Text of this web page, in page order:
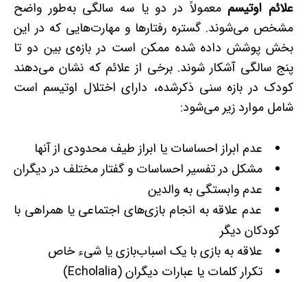
علائم اوتیسم معمولاً در دو یا سه ‌سالگی به‌طور واضح
مشخص می‌شوند. گستره رفتارها و مهارت‌هایی که در این
بخش پوشش داده شده ممکن است در بازه‌ی بین دو تا
پنج‌ سالگی آشکار شوند. برخی از علائم که نشان می‌دهند
کودک در بازه سنی ذکرشده، دارای اختلال اوتیسم است
شامل موارد زیر می‌شود:
عدم ابراز احساسات یا ابراز طیف محدودی از آنها
مشکل در تفسیر احساسات و گفتار مختلف در دیگران
عدم وابستگی به والدین
عدم علاقه به انجام بازی‌های اجتماعی یا همراهی با
کودکان دیگر
علاقه به بازی با یک اسباب‌بازی یا شی‌ء خاص
تکرار کلمات یا عبارات دیگران (Echolalia)